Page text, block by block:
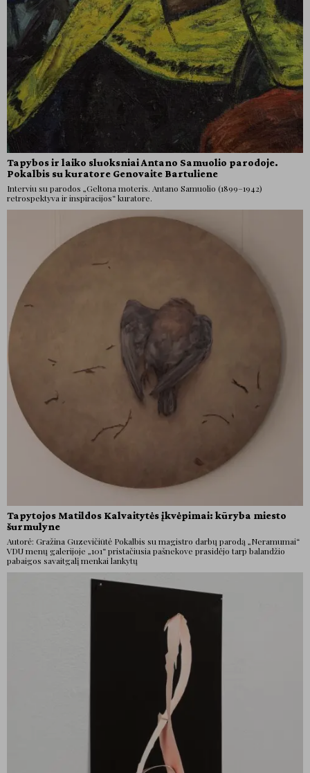
Tapybos ir laiko sluoksniai Antano Samuolio parodoje.
Pokalbis su kuratore Genovaite Bartuliene
Interviu su parodos „Geltona moteris. Antano Samuolio (1899–1942)
retrospektyva ir inspiracijos“ kuratore.
Tapytojos Matildos Kalvaitytės įkvėpimai: kūryba miesto
šurmulyne
Autorė: Gražina Guzevičiūtė Pokalbis su magistro darbų parodą „Neramumai“
VDU menų galerijoje „101“ pristačiusia pašnekove prasidėjo tarp balandžio
pabaigos savaitgalį menkai lankytų